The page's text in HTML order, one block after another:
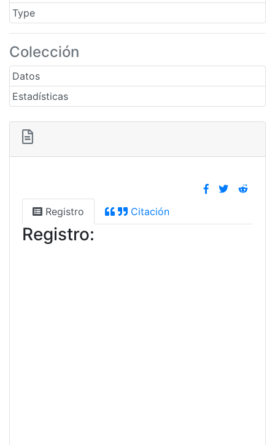
Type
Colección
Datos
Estadísticas
Registro Citación
Registro: